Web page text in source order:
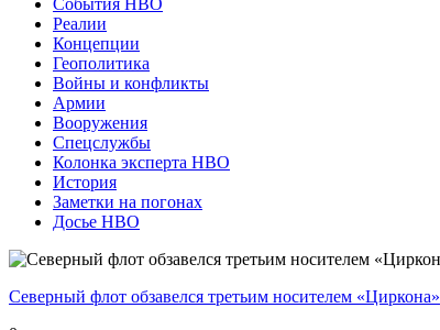
События НВО
Реалии
Концепции
Геополитика
Войны и конфликты
Армии
Вооружения
Спецслужбы
Колонка эксперта НВО
История
Заметки на погонах
Досье НВО
Северный флот обзавелся третьим носителем «Циркона»